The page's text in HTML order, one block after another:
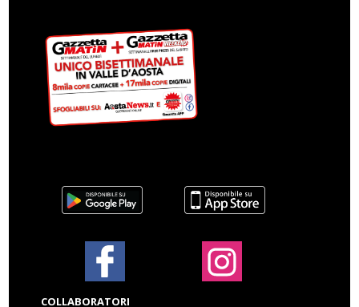
COLLABORATORI